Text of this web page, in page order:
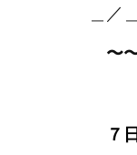
＿／
〜
７